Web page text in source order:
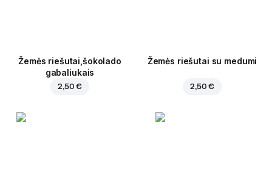
Žemės riešutai,šokolado
gabaliukais
2,50 €
Žemės riešutai su medumi
2,50 €